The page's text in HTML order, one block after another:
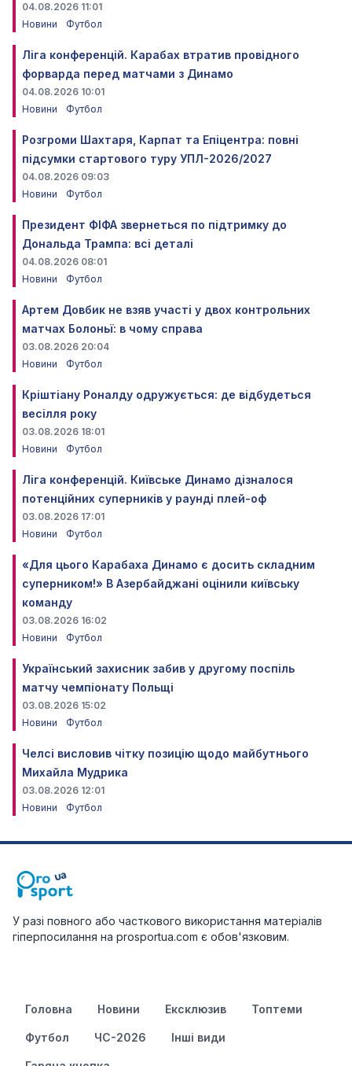
04.08.2026 11:01
Новини
Футбол
Ліга конференцій. Карабах втратив провідного
форварда перед матчами з Динамо
04.08.2026 10:01
Новини
Футбол
Розгроми Шахтаря, Карпат та Епіцентра: повні
підсумки стартового туру УПЛ-2026/2027
04.08.2026 09:03
Новини
Футбол
Президент ФІФА звернеться по підтримку до
Дональда Трампа: всі деталі
04.08.2026 08:01
Новини
Футбол
Артем Довбик не взяв участі у двох контрольних
матчах Болоньї: в чому справа
03.08.2026 20:04
Новини
Футбол
Кріштіану Роналду одружується: де відбудеться
весілля року
03.08.2026 18:01
Новини
Футбол
Ліга конференцій. Київське Динамо дізналося
потенційних суперників у раунді плей-оф
03.08.2026 17:01
Новини
Футбол
«Для цього Карабаха Динамо є досить складним
суперником!» В Азербайджані оцінили київську
команду
03.08.2026 16:02
Новини
Футбол
Український захисник забив у другому поспіль
матчу чемпіонату Польщі
03.08.2026 15:02
Новини
Футбол
Челсі висловив чітку позицію щодо майбутнього
Михайла Мудрика
03.08.2026 12:01
Новини
Футбол
У разі повного або часткового використання матеріалів
гіперпосилання на prosportua.com є обов'язковим.
Головна Новини Ексклюзив Топтеми
Футбол ЧС-2026 Інші види